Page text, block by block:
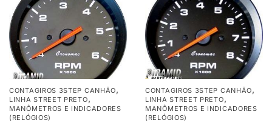
CONTAGIROS 3STEP CANHÃO,
LINHA STREET PRETO,
MANÔMETROS E INDICADORES
(RELÓGIOS)
CONTAGIROS 3STEP CANHÃO,
LINHA STREET PRETO,
MANÔMETROS E INDICADORES
(RELÓGIOS)